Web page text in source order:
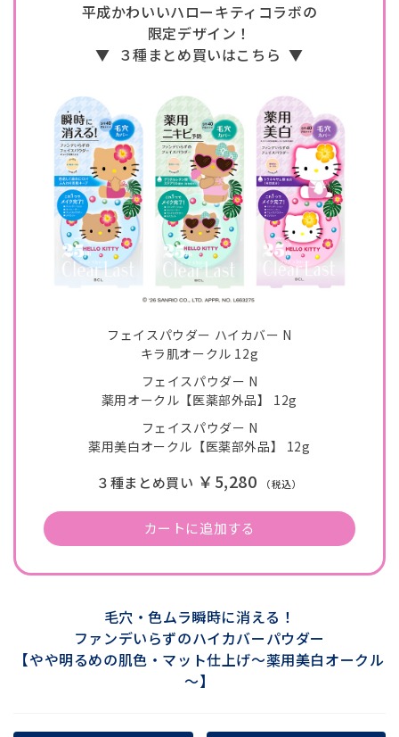
平成かわいいハローキティコラボの
限定デザイン！
▼ ３種まとめ買いはこちら ▼
フェイスパウダー ハイカバー N
キラ肌オークル 12g
フェイスパウダー N
薬用オークル【医薬部外品】 12g
フェイスパウダー N
薬用美白オークル【医薬部外品】 12g
３種まとめ買い ￥5,280 （税込）
カートに追加する
毛穴・色ムラ瞬時に消える！
ファンデいらずのハイカバーパウダー
【やや明るめの肌色・マット仕上げ～薬用美白オークル
～】